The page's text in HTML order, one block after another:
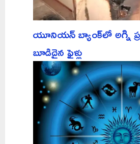
యూనియన్ బ్యాంక్‌లో అగ్ని
బూడిదైన ఫైళ్లు